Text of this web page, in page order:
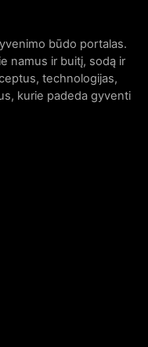
būdo portalas.
namus ir buitį, sodą ir
technologijas,
kurie padeda gyventi